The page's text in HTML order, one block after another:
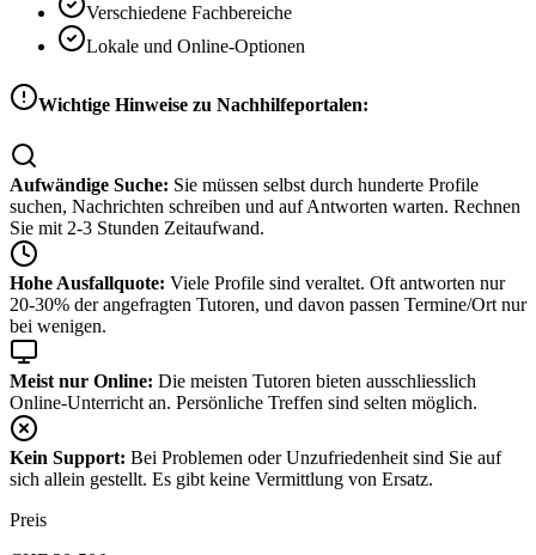
Verschiedene Fachbereiche
Lokale und Online-Optionen
Wichtige Hinweise zu Nachhilfeportalen:
Aufwändige Suche: Sie müssen selbst durch hunderte Profile
suchen, Nachrichten schreiben und auf Antworten warten. Rechnen
Sie mit 2-3 Stunden Zeitaufwand.
Hohe Ausfallquote: Viele Profile sind veraltet. Oft antworten nur
20-30% der angefragten Tutoren, und davon passen Termine/Ort nur
bei wenigen.
Meist nur Online: Die meisten Tutoren bieten ausschliesslich
Online-Unterricht an. Persönliche Treffen sind selten möglich.
Kein Support: Bei Problemen oder Unzufriedenheit sind Sie auf
sich allein gestellt. Es gibt keine Vermittlung von Ersatz.
Preis